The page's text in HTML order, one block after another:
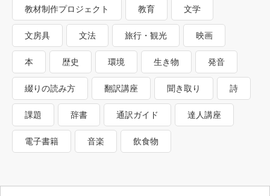
教材制作プロジェクト 教育 文学
文房具 文法 旅行・観光 映画
本 歴史 環境 生き物 発音
綴りの読み方 翻訳講座 聞き取り 詩
課題 辞書 通訳ガイド 達人講座
電子書籍 音楽 飲食物